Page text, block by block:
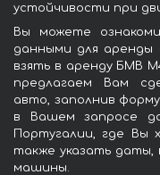
устойчивости при
Вы можете
данными для
взять в аренду БМВ
предлагаем Вам
авто, заполнив
в Вашем запросе
Португалии, где Вы
также указать даты,
машины.